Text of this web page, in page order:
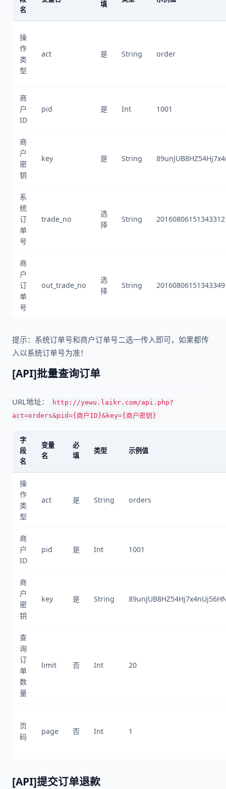
名
填
操
作
类
型
act 是 String order
商
户
ID
pid 是 Int 1001
商
户
密
钥
key 是 String
系
统
订
单
号
trade_no
选
择
String 20160806151343312
商
户
订
单
号
out_trade_no
选
择
String 20160806151343349
提示：系统订单号和商户订单号二选一传入即可，如果都传
入以系统订单号为准！
[API]批量查询订单
URL地址：
http://yewu.laikr.com/api.php?
act=orders&pid={商户ID}&key={商户密钥}
字
段
名
变量
名
必
填
类型 示例值
操
作
类
型
act 是 String orders
商
户
ID
pid 是 Int 1001
商
户
密
钥
key 是 String
查
询
订
单
数
量
limit 否 Int 20
页
码
page 否 Int 1
[API]提交订单退款